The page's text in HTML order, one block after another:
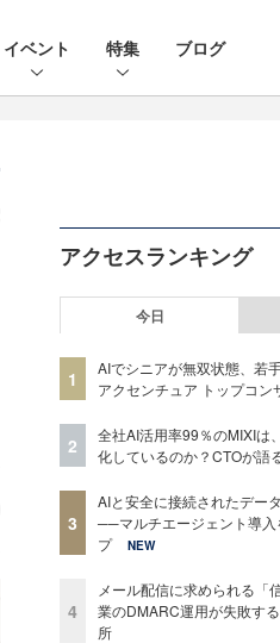
イベント 特集 ブログ
アクセスランキング
今日
1
AIでシニアが無双状態、若
アクセンチュア トップコン
2
全社AI活用率99％のMIXIは
化しているのか？CTOが語
3
AIと安全に接続されたデー
──マルチエージェント導入
プ
NEW
4
メール配信に求められる「
業のDMARC運用が失敗す
所